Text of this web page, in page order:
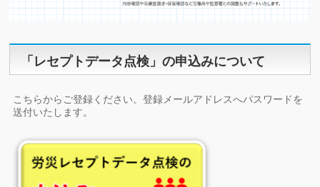
「レセプトデータ点検」の申込みについて
こちらからご登録ください。登録メールアドレスへパスワードを
送付いたします。